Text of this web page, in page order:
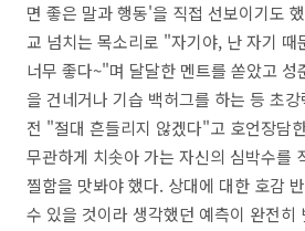
면 좋은 말과 행동'을 직접 선보이기도
교 넘치는 목소리로 "자기야, 난 자기
너무 좋다~"며 달달한 멘트를 쏟았고 성
을 건네거나 기습 백허그를 하는 등 초
전 "절대 흔들리지 않겠다"고 호언장담
무관하게 치솟아 가는 자신의 심박수를
찔함을 맛봐야 했다. 상대에 대한 호감
수 있을 것이라 생각했던 예측이 완전히